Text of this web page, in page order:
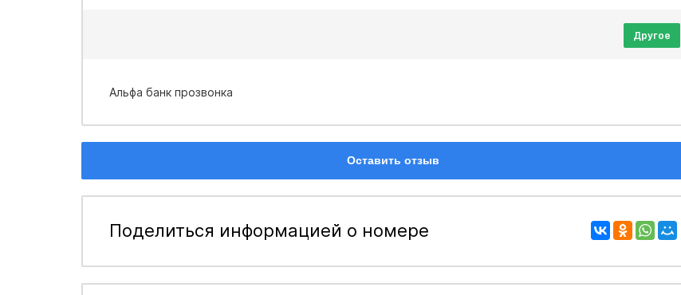
Другое
Альфа банк прозвонка
Оставить отзыв
Поделиться информацией о номере